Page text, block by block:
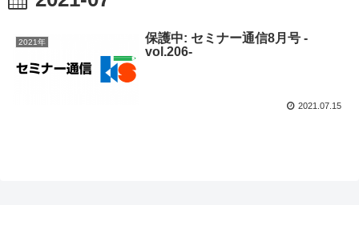
2021年
保護中: セミナー通信8月号 -
vol.206-
2021.07.15